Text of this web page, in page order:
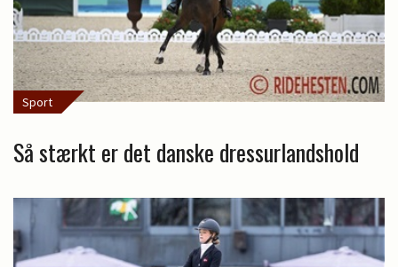
Sport
Så stærkt er det danske dressurlandshold